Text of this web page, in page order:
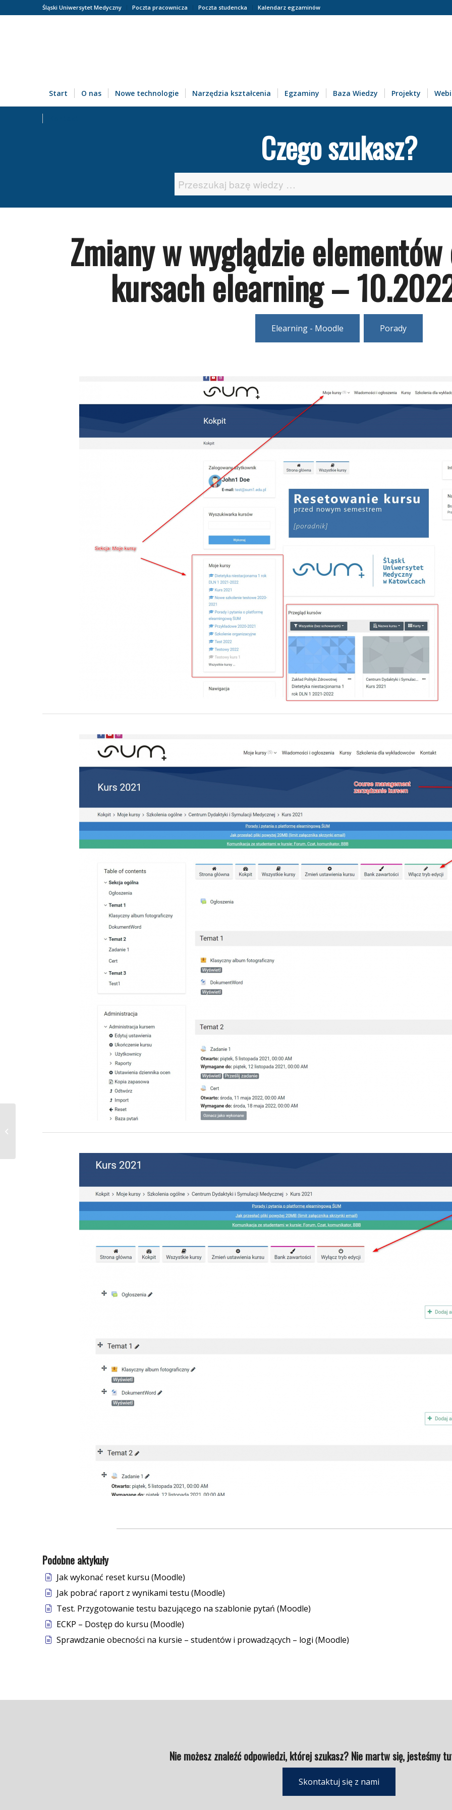
Śląski Uniwersytet Medyczny Poczta pracownicza Poczta studencka Kalendarz egzaminów
Start O nas Nowe technologie Narzędzia kształcenia Egzaminy Baza Wiedzy Projekty
Czego szukasz?
Zmiany w wyglądzie
kursach elearning –
Elearning - Moodle Porady
Podobne aktykuły
Jak wykonać reset kursu (Moodle)
Jak pobrać raport z wynikami testu (Moodle)
Test. Przygotowanie testu bazującego na szablonie pytań (Moodle)
ECKP – Dostęp do kursu (Moodle)
Sprawdzanie obecności na kursie – studentów i prowadzących – logi (Moodle)
Nie możesz znaleźć odpowiedzi, której szukasz? Nie martw się, jesteśmy
Skontaktuj się z nami
bazującego na szablonie pytań –